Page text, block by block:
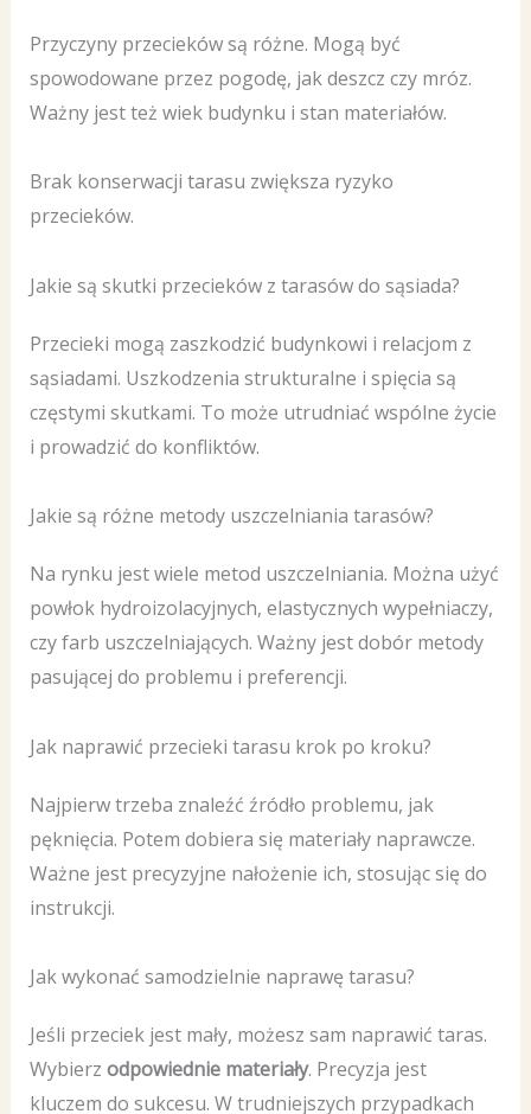
Przyczyny przecieków są różne. Mogą być
spowodowane przez pogodę, jak deszcz czy mróz.
Ważny jest też wiek budynku i stan materiałów.
Brak konserwacji tarasu zwiększa ryzyko
przecieków.
Jakie są skutki przecieków z tarasów do sąsiada?
Przecieki mogą zaszkodzić budynkowi i relacjom z
sąsiadami. Uszkodzenia strukturalne i spięcia są
częstymi skutkami. To może utrudniać wspólne życie
i prowadzić do konfliktów.
Jakie są różne metody uszczelniania tarasów?
Na rynku jest wiele metod uszczelniania. Można użyć
powłok hydroizolacyjnych, elastycznych wypełniaczy,
czy farb uszczelniających. Ważny jest dobór metody
pasującej do problemu i preferencji.
Jak naprawić przecieki tarasu krok po kroku?
Najpierw trzeba znaleźć źródło problemu, jak
pęknięcia. Potem dobiera się materiały naprawcze.
Ważne jest precyzyjne nałożenie ich, stosując się do
instrukcji.
Jak wykonać samodzielnie naprawę tarasu?
Jeśli przeciek jest mały, możesz sam naprawić taras.
Wybierz odpowiednie materiały. Precyzja jest
kluczem do sukcesu. W trudniejszych przypadkach